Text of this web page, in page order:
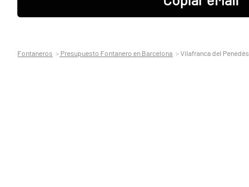
Fontaneros Presupuesto Fontanero en Barcelona Vilafranca del Penedès